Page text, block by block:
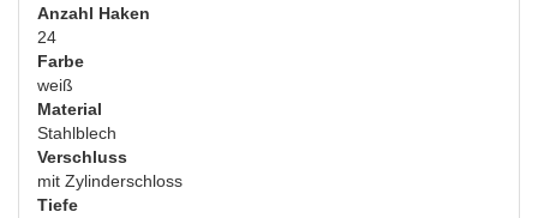
Anzahl Haken
24
Farbe
weiß
Material
Stahlblech
Verschluss
mit Zylinderschloss
Tiefe